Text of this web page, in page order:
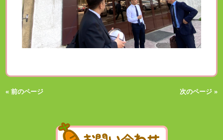
« 前のページ 次のページ »